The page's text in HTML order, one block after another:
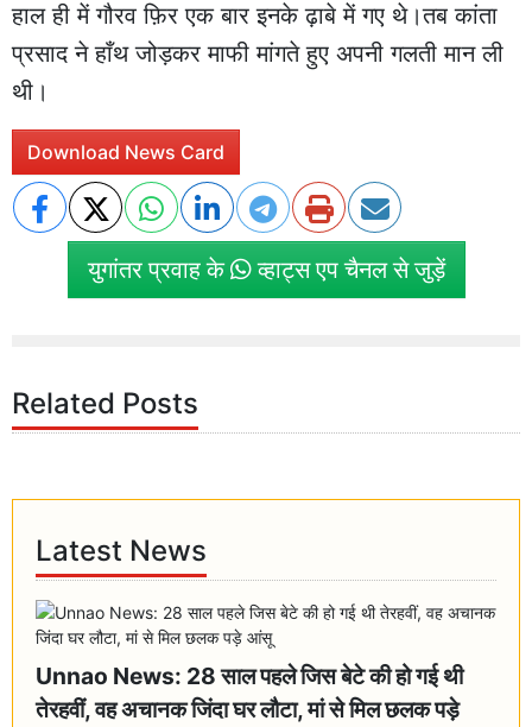
हाल ही में गौरव फ़िर एक बार इनके ढ़ाबे में गए थे।तब कांता
प्रसाद ने हाँथ जोड़कर माफी मांगते हुए अपनी गलती मान ली
थी।
Download News Card
युगांतर प्रवाह के व्हाट्स एप चैनल से जुड़ें
Related Posts
Latest News
Unnao News: 28 साल पहले जिस बेटे की हो गई थी
तेरहवीं, वह अचानक जिंदा घर लौटा, मां से मिल छलक पड़े